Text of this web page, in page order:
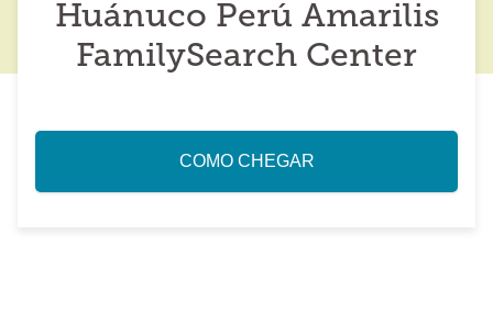
Huánuco Perú Amarilis
FamilySearch Center
COMO CHEGAR